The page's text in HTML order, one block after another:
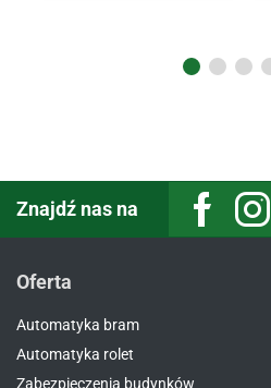
Znajdź nas na
Oferta
Automatyka bram
Automatyka rolet
Zabezpieczenia budynków